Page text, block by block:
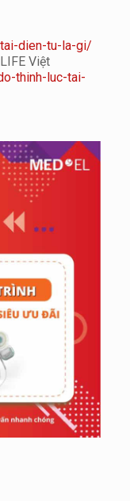
dien-tu-la-gi/
Việt
thinh-luc-tai-